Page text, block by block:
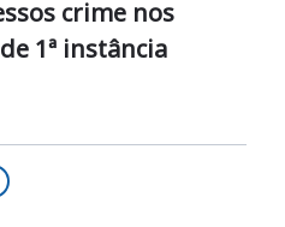
crime nos
1ª instância